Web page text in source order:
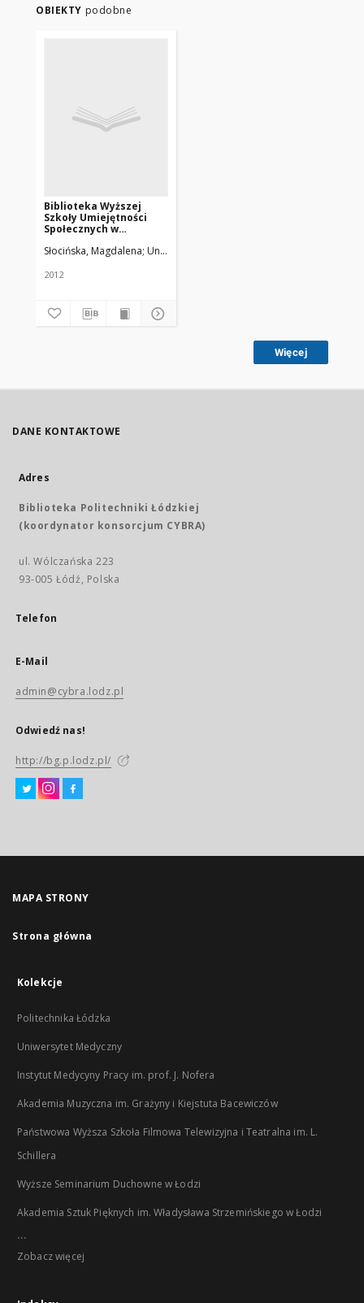
OBIEKTY podobne
Biblioteka Wyższej
Szkoły Umiejętności
Społecznych w
funkcjonowania na
Słocińska, Magdalena Uniwersytet Medyczny w Łodzi
2012
Więcej
DANE KONTAKTOWE
Adres
Biblioteka Politechniki Łódzkiej
(koordynator konsorcjum CYBRA)
ul. Wólczańska 223
93-005 Łódź, Polska
Telefon
E-Mail
admin@cybra.lodz.pl
Odwiedź nas!
http://bg.p.lodz.pl/
MAPA STRONY
Strona główna
Kolekcje
Politechnika Łódzka
Uniwersytet Medyczny
Instytut Medycyny Pracy im. prof. J. Nofera
Akademia Muzyczna im. Grażyny i Kiejstuta Bacewiczów
Państwowa Wyższa Szkoła Filmowa Telewizyjna i Teatralna im. L.
Schillera
Wyższe Seminarium Duchowne w Łodzi
Akademia Sztuk Pięknych im. Władysława Strzemińskiego w Łodzi
...
Zobacz więcej